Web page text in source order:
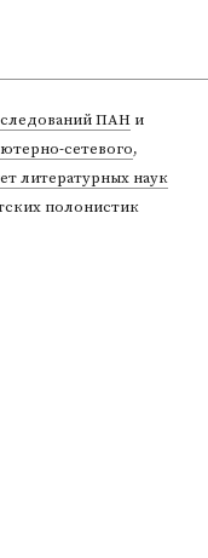
ПАН и
сетевого,
литературных наук
полонистик